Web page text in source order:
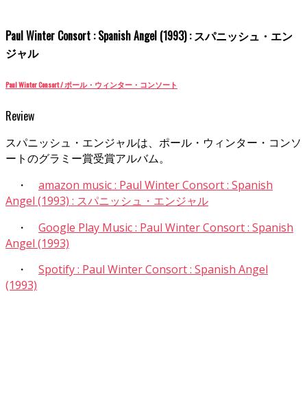
Paul Winter Consort : Spanish Angel (1993) : スパニッシュ・エン
ジャル
Paul Winter Consort / ポール・ウィンター・コンソート
Review
スパニッシュ・エンジャルは、ポール・ウィンター・コンソ
ートのグラミー賞受賞アルバム。
・ amazon music : Paul Winter Consort : Spanish
Angel (1993) : スパニッシュ・エンジャル
・ Google Play Music : Paul Winter Consort : Spanish
Angel (1993)
・ Spotify : Paul Winter Consort : Spanish Angel
(1993)